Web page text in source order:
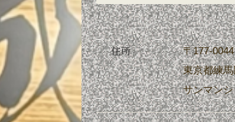
住所
〒177-0044
東京都練
サンマン